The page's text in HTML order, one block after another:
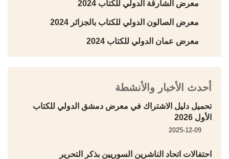
معرض الشارقة الدولي للكتاب 2024
معرض الصالون الدولي للكتاب بالجزائر 2024
معرض عمان الدولي للكتاب 2024
أحدث الأخبار والأنشطة
تحميل دليل الاشتراك في معرض دمشق الدولي للكتاب
الأول 2026
2025-12-09
احتفالات اتحاد الناشرين السوريين بذكر التحرير